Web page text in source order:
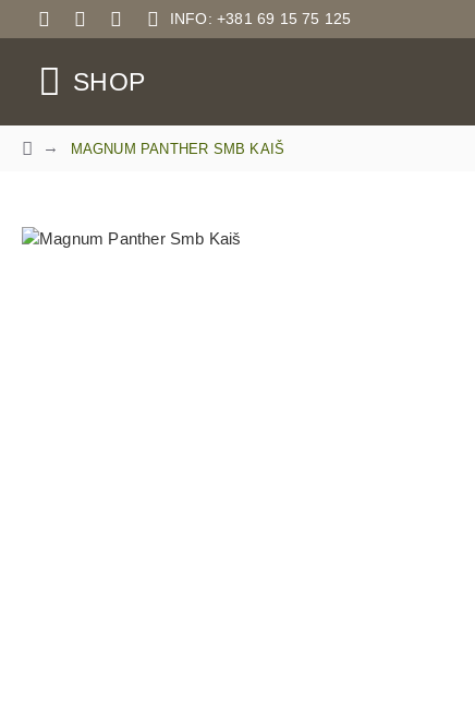
INFO: +381 69 15 75 125
SHOP
MAGNUM PANTHER SMB KAIŠ